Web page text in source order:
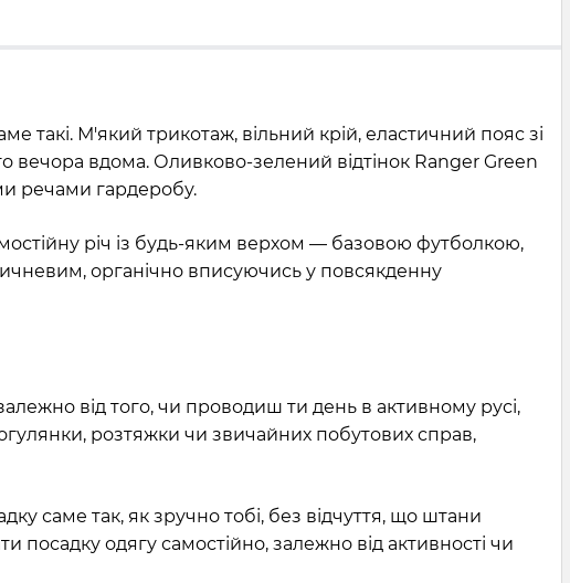
такі. М'який трикотаж, вільний крій, еластичний пояс зі
вечора вдома. Оливково-зелений відтінок Ranger Green
речами гардеробу.
річ із будь-яким верхом — базовою футболкою,
органічно вписуючись у повсякденну
від того, чи проводиш ти день в активному русі,
розтяжки чи звичайних побутових справ,
саме так, як зручно тобі, без відчуття, що штани
посадку одягу самостійно, залежно від активності чи